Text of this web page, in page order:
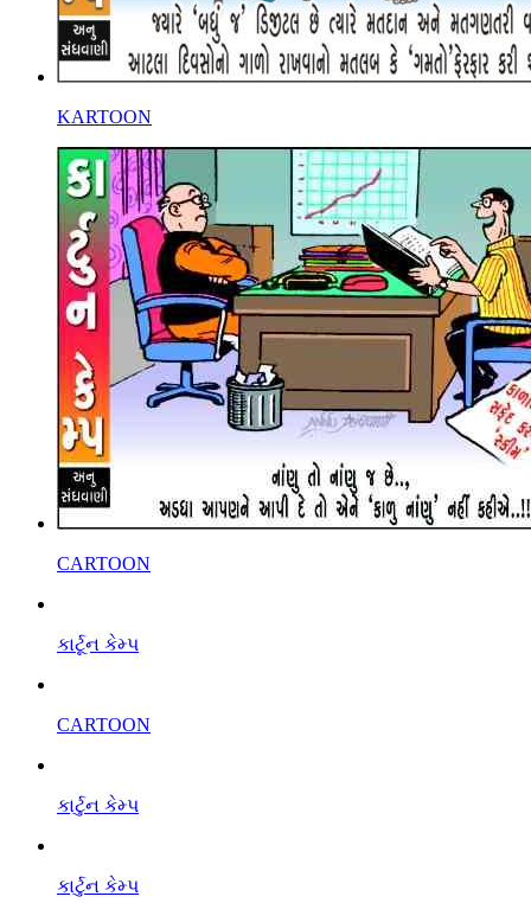
KARTOON
CARTOON
કાર્ટૂન કેમ્પ
CARTOON
કાર્ટુન કેમ્પ
કાર્ટુન કેમ્પ